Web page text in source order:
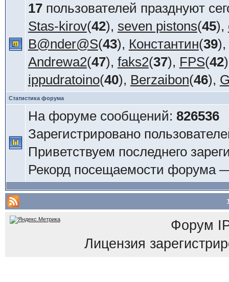
17пользователей празднуют
Stas-kirov(42), seven pistons(45),
B@nder@S(43), Константин(39),
Andrewa2(47), faks2(37), FPS(42
ippudratoino(40), Berzaibon(46),
Статистика форума
На форуме сообщений: 826536
Зарегистрировано
Приветствуем последнего
Рекорд посещаемости форума
Форум
Лицензия